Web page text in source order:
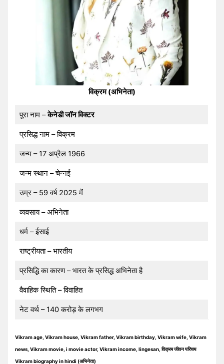
विक्रम (अभिनेता)
पूरा नाम –केनेडी जॉन विक्टर
प्रसिद्ध नाम – विक्रम
जन्म – 17 अप्रैल 1966
जन्म स्थान – चेन्नई
उम्र – 59 वर्ष 2025 में
व्यवसाय – अभिनेता
धर्म – ईसाई
राष्ट्रीयता – भारतीय
प्रसिद्धि का कारण – भारत के प्रसिद्ध अभिनेता है
वैवाहिक स्थिति – विवाहित
नेट वर्थ – 140 करोड़ के लगभग
Vikram age, Vikram house, Vikram father, Vikram birthday, Vikram wife, Vikram
news, Vikram movie, i movie actor, Vikram income, lingesan, विक्रम जीवन परिचय
Vikram biography in hindi (अभिनेता)